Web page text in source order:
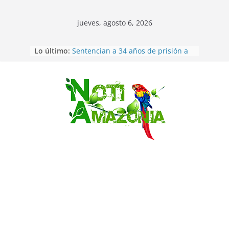
Saltar
jueves, agosto 6, 2026
Lo último: Sentencian a 34 años de prisión a
Vozinha, el arquero sensación de
cabo Verde, ya llegó para
incorporarse a Colo Colo de Chile
Pastaza: la parroquia Diez de
Agosto eligió a su nueva reina por
La “deuda de sueño”: una alerta